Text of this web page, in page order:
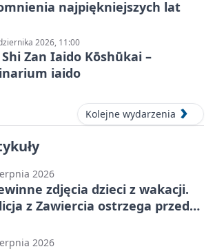
najpiękniejszych lat
2026, 11:00
Shi Zan Iaido Kōshūkai –
iaido
Kolejne wydarzenia
2026
zdjęcia dzieci z wakacji.
z Zawiercia ostrzega przed
2026